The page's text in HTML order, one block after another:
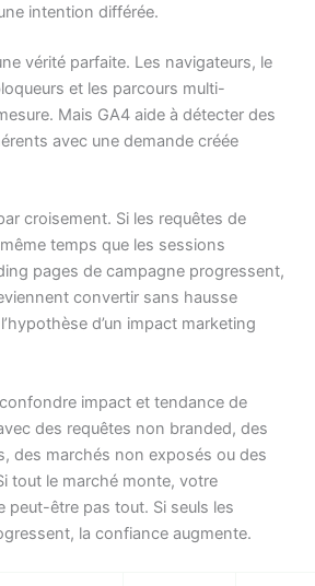
intention différée.
vérité parfaite. Les navigateurs, le
et les parcours multi-
Mais GA4 aide à détecter des
avec une demande créée
croisement. Si les requêtes de
temps que les sessions
pages de campagne progressent,
convertir sans hausse
d’un impact marketing
impact et tendance de
des requêtes non branded, des
des marchés non exposés ou des
tout le marché monte, votre
peut-être pas tout. Si seuls les
la confiance augmente.